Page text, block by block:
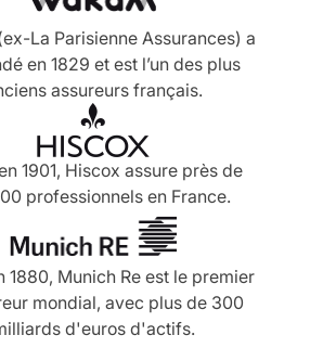
La Parisienne Assurances) a
en 1829 et est l’un des plus
assureurs français.
1901, Hiscox assure près de
professionnels en France.
1880, Munich Re est le premier
mondial, avec plus de 300
d'euros d'actifs.